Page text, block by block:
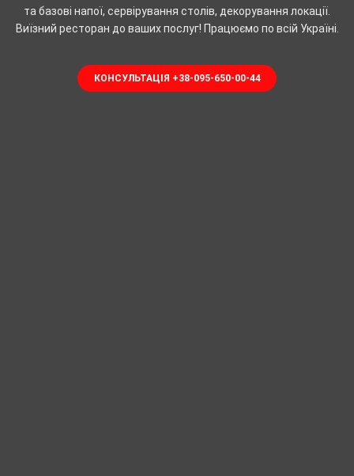
та базові напої, сервірування столів, декорування локації.
Виїзний ресторан до ваших послуг! Працюємо по всій Україні.
КОНСУЛЬТАЦІЯ +38-095-650-00-44